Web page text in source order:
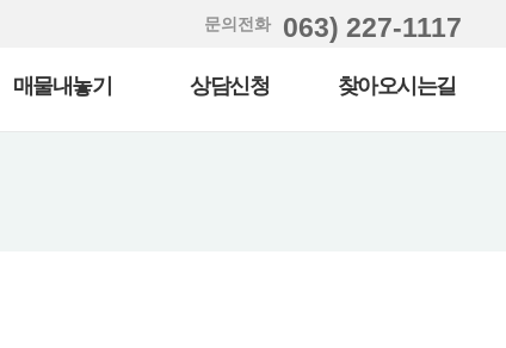
문의전화 063) 227-1117
매물내놓기 상담신청 찾아오시는길